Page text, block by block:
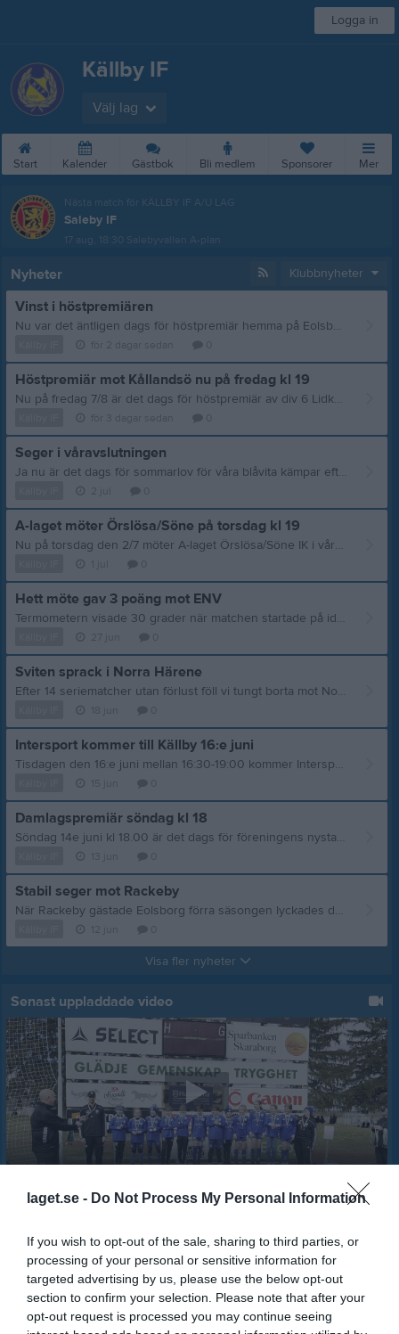
laget.se - Do Not Process My Personal Information
If you wish to opt-out of the sale, sharing to third parties, or
processing of your personal or sensitive information for
targeted advertising by us, please use the below opt-out
section to confirm your selection. Please note that after your
opt-out request is processed you may continue seeing
Logga in
Källby IF
Välj lag
Start Kalender Gästbok Bli medlem Sponsorer Mer
Nästa match för KÄLLBY IF A/U LAG
Saleby IF
17 aug, 18:30 Salebyvallen A-plan
Nyheter Klubbnyheter
Vinst i höstpremiären
Nu var det äntligen dags för höstpremiär hemma på Eolsborg. För motståndet stog Kållandsö som avslutade vårsäsongen med två starka segrar mot ENV och Norra Härene så hårt motstånd var att vänta. Det blev en tuff och fysisk match som vi lyckades vinna med 5-1 efter tre sena mål. Källby - Kållandsö 5-1 (1-0) Mål: Emil Käll, Emil Andersson, Eddie Karlsson, Simon Nordlund, Wiggo Rehnström. Publik: 108 Källby tar ledningen med 1-0 efter 10 minuter genom Emil Käll som gör en fiin diagonallöppning och placerar bollen i mål. Halvleken präglas av vi inte får igång passningsspelet på ett bra sätt samtidigt som Kållandsö kontrar farligt vid flera tillfällen. I andra akten är det mycket fysiskt spel och det delas ut både gula och röda kort. Emil Andersson gör 2-0 på ett långskott från 40 meter som går över gästerna målvakt. Gästerna reducerar strax därefter och nu står matchen verkligen och väger. Vi avgör matchen de sista 10 minuterna då vi gör tre mål. Trean gör Eddie på ett närskott. Simon sätter fyran återigen på ett långskott som går över målvakten. Sista målet görs av 15-åriga debutanten Wiggo Rehnström som tar hand om en andra boll och sätter den i mål. Riktigt kul och vilken debut. Det blev som sagt en tuff match och även om inte spelet stämde fullt ut så är det starkt att vinna med 5-1.
Höstpremiär mot Kållandsö nu på fredag kl 19
Nu på fredag 7/8 är det dags för höstpremiär av div 6 Lidköping. Detta genom att A-laget gästas av Kållandsö GoIF hemma på Eolsborg kl 19.00. Källby ligger som bekant på andra plats i serien och behöver all stöttning vi kan få! Varmt välkomna till Eolsborg!
Seger i våravslutningen
Ja nu är det dags för sommarlov för våra blåvita kämpar efter en härlig seger mot ÖSIK med 4-1. Matchfakta Källby IF-ÖSIK 4-1 (2-0) Mål: Emil Andersson, Emil Appelberg, Egzon Restelica, Simon Nordlund. Publik: 118 Vi gör en riktig bra första halvlek där vi dominerar spelet kraftigt och får med oss en tvåmålsledning in i paus.Båda målen kommer efter hörnor där Simons fina vänsterfot slår hörnor mot bortre stolpen som resulterar i mål genom Emil Andersson och Emil Appelberg. Efter paus kommer ÖSIK in i matchen mer och mer och en reducering hänger i luften men det vi blir vi som ökar på till 3-0 genom Egzon fint framspelad av Daniel Lindh. ÖSIK reducerar strax därefter åt men Simon sätter spiken i kistan då han mycket elegant gör 4-1 på frispark. Vi kan konstatera att vi befäster våran topplats i serien och att det kommer att bli en spännande avslutning fram i höst. Höstsäsongen inleds med match hemma mot Kållandsö i början av augusti. Då tar vi nya tag.
A-laget möter Örslösa/Söne på torsdag kl 19
Nu på torsdag den 2/7 möter A-laget Örslösa/Söne IK i vårens sista hemmamatch. Matchstart kl 19.00 på Eolsborg. Matchen är åter igen viktig i kampen om poängen så därför behöver vi vår trogna publiks stöd! Kiosken är som vanligt öppen! Varmt välkomna!
Hett möte gav 3 poäng mot ENV
Termometern visade 30 grader när matchen startade på idylliska Edsvallen i Edsvära. Ett brandskattat Källby kom till spel med endast 13 spelare men trots det tog vi en rättvis seger med 2-0 efter en mycket bra genomförd match. Matchfakta ENV-Källby IF 0-2 (0-1) Mål: Egzon Restelica, Andreas Åslund Publik: Runt 100 personer Vi tar ledningen med 1-0 efter en halvtimma. Målet försiggår av ett riktigt fint anfall med både vändningar och djupledspel och ett klassavlslut av Egzon i målvaktens högra hörn. Vackert!. I andra akten är det vi som skapar de bästa chanserna och har bland annat två avslut i ramen. Bollen vill dock inte in och hemmalaget försöker forcera in en kvittering men är aldrig riktigt nära På tilläggstid stänger vi matchen genom årsdebuterande Anders Åslund som sätter tvåan i nättaket efter fint förarbete av Egzon. Det var en imponerande insatt där vi visade en enorm vilja och spelade riktig bra fotboll. Nu ska vi avsluta vårsäsongen hemma mot ÖSIK på torsdag
Sviten sprack i Norra Härene
Efter 14 seriematcher utan förlust föll vi tungt borta mot Norra Härene. Ett ungdomligt och duktigt hemmalag vann en bra division 6 match med 3-2. Matchfakta Norra Härene BK - Källby IF 3-2 (1-1) Mål: Emil Andersson, Egzon Restelica. Publik: Drygt 100 personer. Första halvlek präglas av högt tempo och målchanserna är jämnt fördelade. Hemmalaget tar ledning i mitten av halvleken när de forcerar in bollen på ett närskott. Kvitteringen kommer i slutskedet när Emil trycker in bollen med bestämdhet i målvaktens högra hörn. I andra akten tar Norra Härene över intativet och går upp till 3-1 ledning. Vi reducerar i slutskedet genom Egzon men vi kommer inte närmare. Norra Härenes unga lag var bra och kan bli farliga framöver. För oss gäller det att ta nya tag borta mot ENV i nästa omgång.
Intersport kommer till Källby 16:e juni
Tisdagen den 16:e juni mellan 16:30-19:00 kommer Intersport till Eolsborg. Då har alla medlemmar möjlighet att prova och beställa klubbens sortiment av kläder. Varmt välkomna!
Damlagspremiär söndag kl 18
Söndag 14e juni kl 18.00 är det dags för föreningens nystartade damlag att göra premiär på eolsborg! Detta då vi möter Kållandsö GoIF. Varmt välkomna säger vi till publiken!
Stabil seger mot Rackeby
När Rackeby gästade Eolsborg förra säsongen lyckades de få med sig en poäng hem genom att spela 1-1. Vi var beredda på en tuff match men det blev en enkel seger med 4-0. Källby IF - Rackeby IK 4-0 (3-0) Mål: Theo Lundqvist 2, Emil Andersson, Hugo Lundqvist Publik: 110 Källby inledde matchen starkt och gör 1-0 genom Theo som på Kurre Hamrin manér snitsar in bollen i mål. Andra målet kommer på hörna genom Emil och innan halvleken är slut har Theo ökat på till 3-0. I inledningen av andra lobbar Hugo in 4-0. Allt efter som halvleken går blir matchen lite avslagen men trots det kontrollerar vi matchbilden och vinner en enkel seger med 4-0. Nu är det en match kvar tills serien vänder och det är på onsdag borta mot ett ungdomligt Norra Härene som har överraskat positivt hittills.
Visa fler nyheter
Senast uppladdade video
Senast uppdaterade album